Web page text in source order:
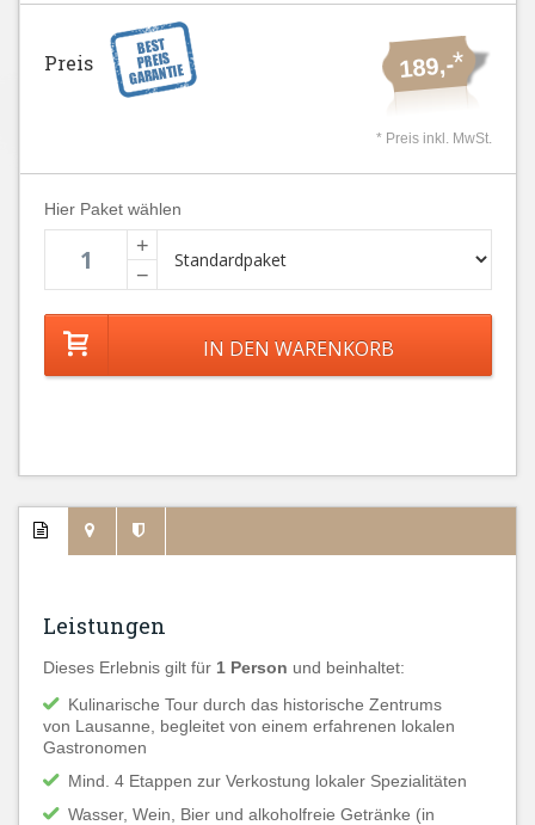
189,-*
Preis
* Preis inkl. MwSt.
Hier Paket wählen
+
−
Leistungen
Dieses Erlebnis gilt für 1 Person und beinhaltet:
Kulinarische Tour durch das historische Zentrums
von Lausanne, begleitet von einem erfahrenen lokalen
Gastronomen
Mind. 4 Etappen zur Verkostung lokaler Spezialitäten
Wasser, Wein, Bier und alkoholfreie Getränke (in